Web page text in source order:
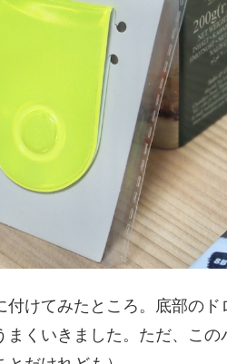
けてみたところ。底部の
くいきました。ただ、こ